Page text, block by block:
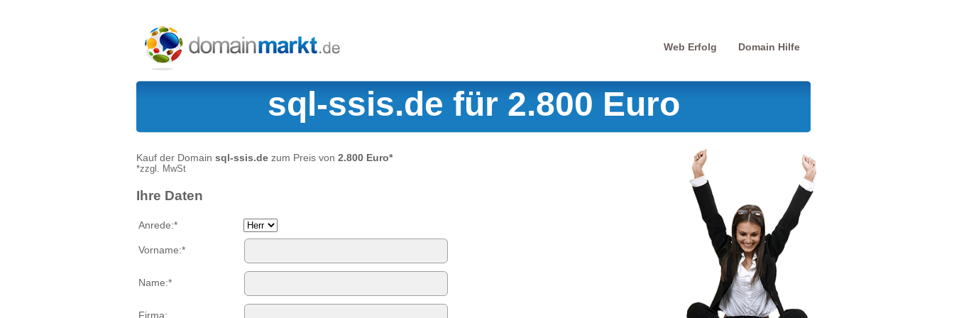
Web Erfolg Domain Hilfe
sql-ssis.de für 2.800 Euro
Kauf der Domain sql-ssis.de zum Preis von 2.800 Euro*
*zzgl. MwSt
Ihre Daten
Anrede:*
Vorname:*
Name:*
Firma: